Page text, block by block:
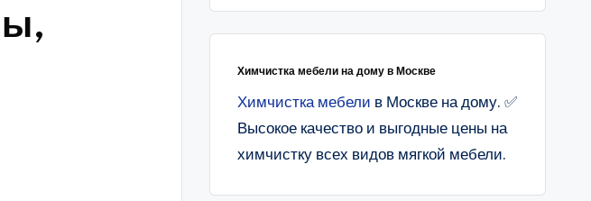
Химчистка мебели на дому в Москве
Химчистка мебели в Москве на дому. ✅
Высокое качество и выгодные цены на
химчистку всех видов мягкой мебели.